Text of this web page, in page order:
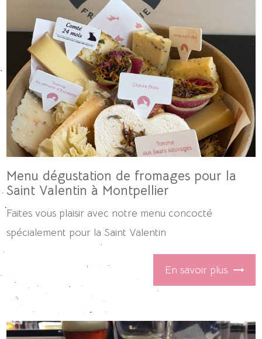
Menu dégustation de fromages pour la
Saint Valentin à Montpellier
Faites vous plaisir avec notre menu concocté
spécialement pour la Saint Valentin
En savoir plus